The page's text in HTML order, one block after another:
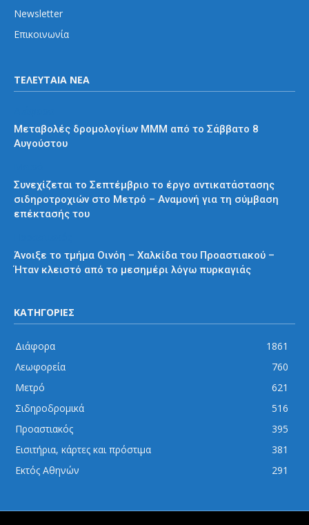
Newsletter
Επικοινωνία
ΤΕΛΕΥΤΑΙΑ ΝΕΑ
Μεταβολές δρομολογίων ΜΜΜ από το Σάββατο 8
Αυγούστου
Συνεχίζεται το Σεπτέμβριο το έργο αντικατάστασης
σιδηροτροχιών στο Μετρό – Αναμονή για τη σύμβαση
επέκτασής του
Άνοιξε το τμήμα Οινόη – Χαλκίδα του Προαστιακού –
Ήταν κλειστό από το μεσημέρι λόγω πυρκαγιάς
ΚΑΤΗΓΟΡΙΕΣ
Διάφορα
1861
Λεωφορεία
760
Μετρό
621
Σιδηροδρομικά
516
Προαστιακός
395
Εισιτήρια, κάρτες και πρόστιμα
381
Εκτός Αθηνών
291